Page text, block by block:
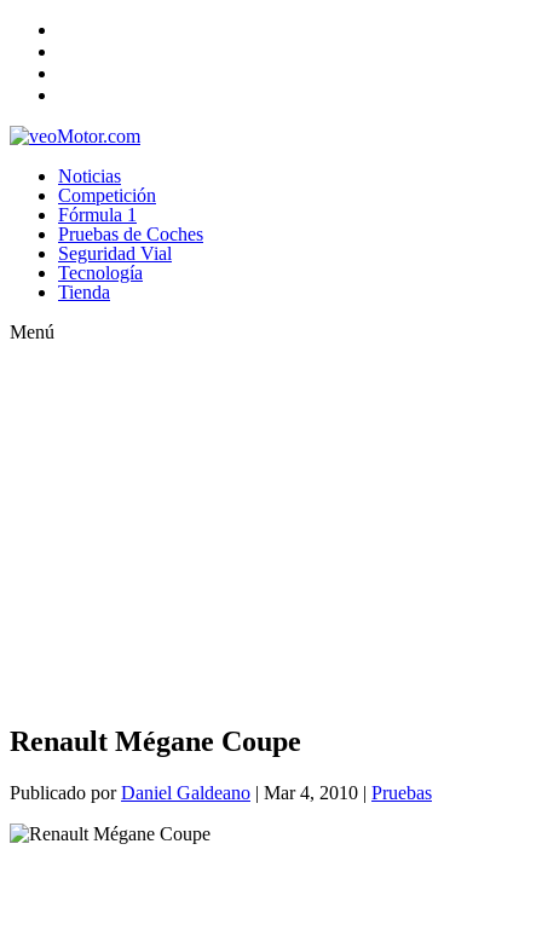
Noticias
Competición
Fórmula 1
Pruebas de Coches
Seguridad Vial
Tecnología
Tienda
Menú
Renault Mégane Coupe
Publicado porDaniel Galdeano | Mar 4, 2010 | Pruebas